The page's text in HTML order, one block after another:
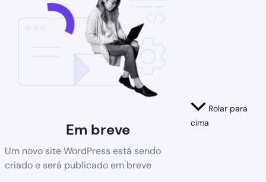
Em breve
Um novo site WordPress está sendo
criado e será publicado em breve
Rolar para
cima